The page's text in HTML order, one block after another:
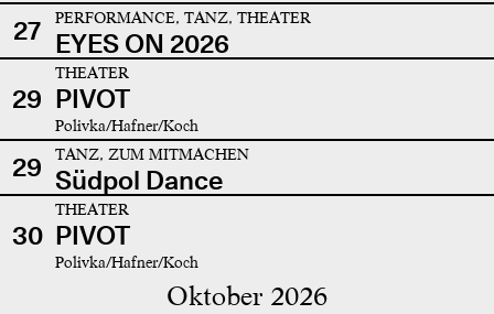
27 PERFORMANCE, TANZ, THEATER
EYES ON 2026
29
THEATER
PIVOT
Polivka/Hafner/Koch
29 TANZ, ZUM MITMACHEN
Südpol Dance
30
THEATER
PIVOT
Polivka/Hafner/Koch
Oktober 2026